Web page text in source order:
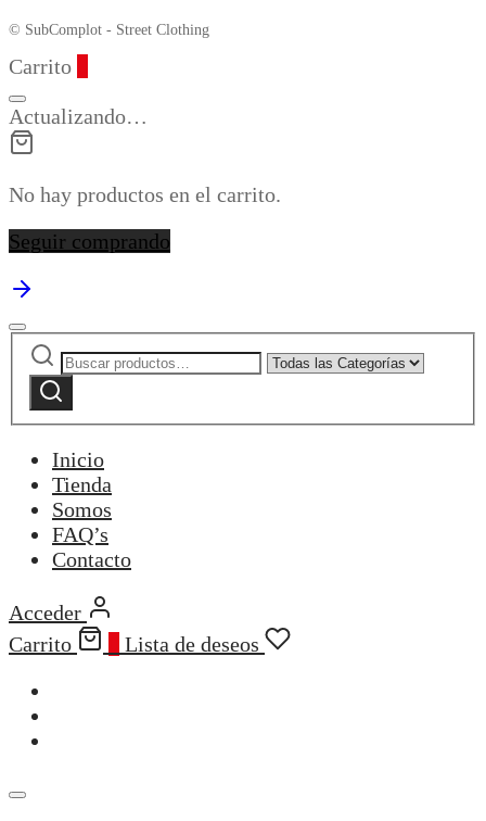
© SubComplot - Street Clothing
Carrito
Actualizando…
No hay productos en el carrito.
Seguir comprando
Buscar
por:
Narrow
by
Buscar
Inicio
Tienda
Somos
FAQ’s
Contacto
Acceder
Carrito
Lista de deseos